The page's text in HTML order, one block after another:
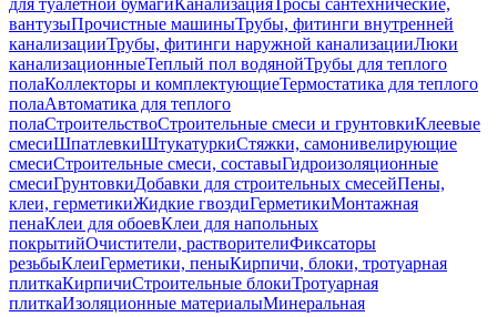
для туалетной бумагиКанализацияТросы сантехнические,
вантузыПрочистные машиныТрубы, фитинги внутренней
канализацииТрубы, фитинги наружной канализацииЛюки
канализационныеТеплый пол водянойТрубы для теплого
полаКоллекторы и комплектующиеТермостатика для теплого
полаАвтоматика для теплого
полаСтроительствоСтроительные смеси и грунтовкиКлеевые
смесиШпатлевкиШтукатуркиСтяжки, самонивелирующие
смесиСтроительные смеси, составыГидроизоляционные
смесиГрунтовкиДобавки для строительных смесейПены,
клеи, герметикиЖидкие гвоздиГерметикиМонтажная
пенаКлеи для обоевКлеи для напольных
покрытийОчистители, растворителиФиксаторы
резьбыКлеиГерметики, пеныКирпичи, блоки, тротуарная
плиткаКирпичиСтроительные блокиТротуарная
плиткаИзоляционные материалыМинеральная